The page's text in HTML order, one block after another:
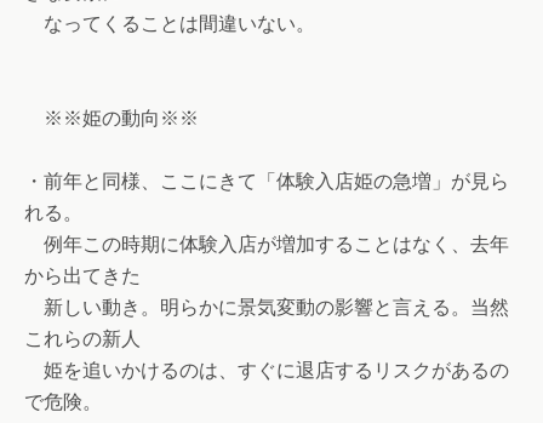
なってくることは間違いない。
※※姫の動向※※
・前年と同様、ここにきて「体験入店姫の急増」が見ら
れる。
例年この時期に体験入店が増加することはなく、去年
から出てきた
新しい動き。明らかに景気変動の影響と言える。当然
これらの新人
姫を追いかけるのは、すぐに退店するリスクがあるの
で危険。